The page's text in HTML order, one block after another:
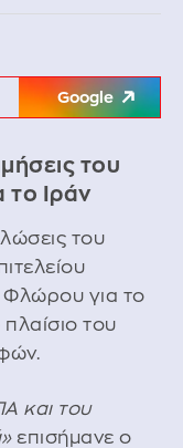
Google
του
το Ιράν
του
Φλώρου για το
του
και του
επισήμανε ο